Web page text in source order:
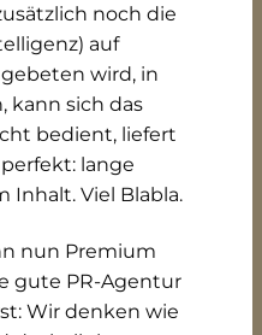
noch die
auf
wird, in
kann sich das
bedient, liefert
lange
Inhalt. Viel Blabla.
nun Premium
gute PR-Agentur
Wir denken wie